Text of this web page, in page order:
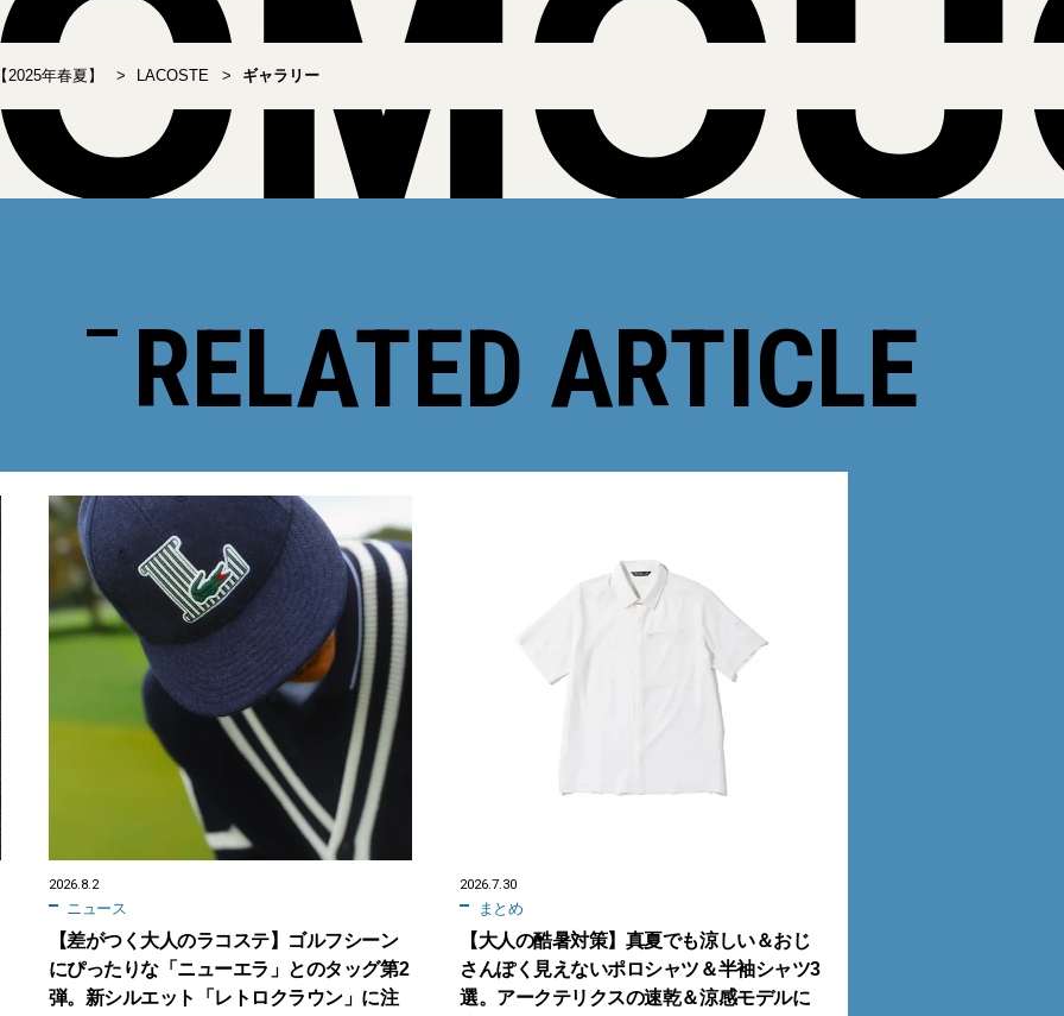
年春夏】 LACOSTE ギャラリー
RELATED ARTICLE
2026.8.2
ニュース
【差がつく大人のラコステ】ゴルフシーン
にぴったりな「ニューエラ」とのタッグ第2
弾。新シルエット「レトロクラウン」に注
2026.7.30
まとめ
【大人の酷暑対策】真夏でも涼しい＆おじ
さんぽく見えないポロシャツ＆半袖シャツ3
選。アークテリクスの速乾＆涼感モデルに